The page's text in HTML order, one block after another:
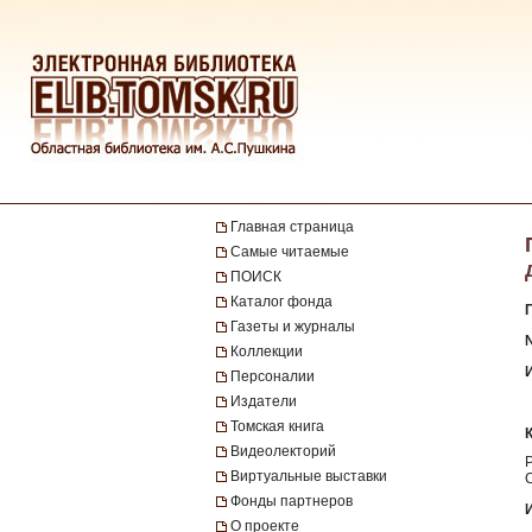
Главная страница
Самые читаемые
ПОИСК
Каталог фонда
Газеты и журналы
Коллекции
Персоналии
Издатели
Томская книга
Видеолекторий
Виртуальные выставки
Фонды партнеров
О проекте